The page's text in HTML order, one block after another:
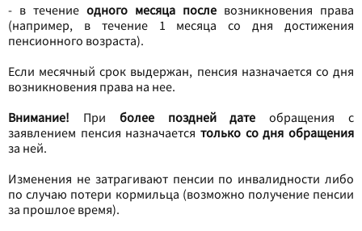
- в течение одного месяца после возникновения права
(например, в течение 1 месяца со дня достижения
пенсионного возраста).
Если месячный срок выдержан, пенсия назначается со дня
возникновения права на нее.
Внимание! При более поздней дате обращения с
заявлением пенсия назначается только со дня обращения
за ней.
Изменения не затрагивают пенсии по инвалидности либо
по случаю потери кормильца (возможно получение пенсии
за прошлое время).